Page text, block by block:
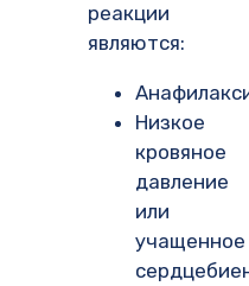
реакции
являются:
Низкое
кровяное
давление
или
учащенное